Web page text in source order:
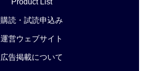
Product List
購読・試読申込み
運営ウェブサイト
広告掲載について